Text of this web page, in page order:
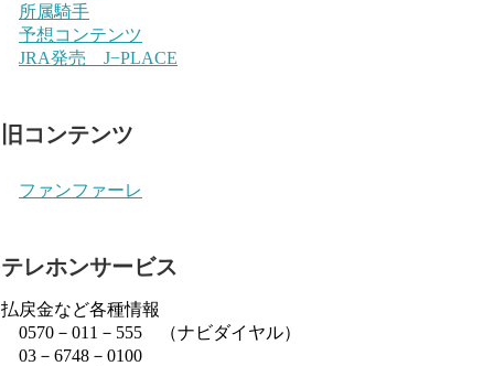
所属騎手
予想コンテンツ
JRA発売 J−PLACE
旧コンテンツ
ファンファーレ
テレホンサービス
払戻金など各種情報
0570－011－555 （ナビダイヤル）
03－6748－0100